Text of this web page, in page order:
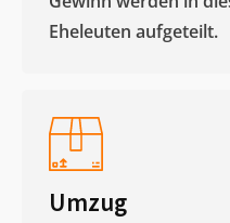
Eheleuten aufgeteilt.​
Umzug